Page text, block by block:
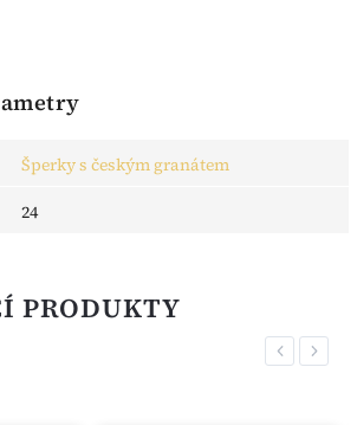
Šperky s českým granátem
24
PRODUKTY
Previous
Next